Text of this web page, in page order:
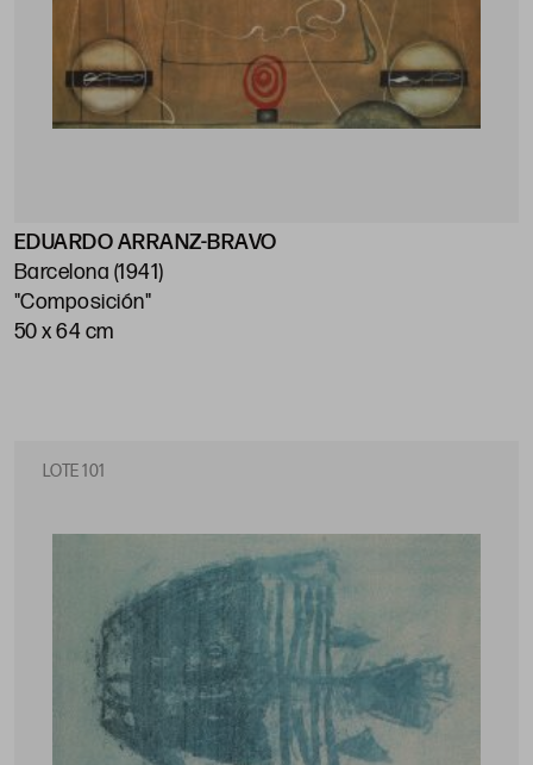
EDUARDO ARRANZ-BRAVO
Barcelona (1941)
"Composición"
50 x 64 cm
LOTE 101